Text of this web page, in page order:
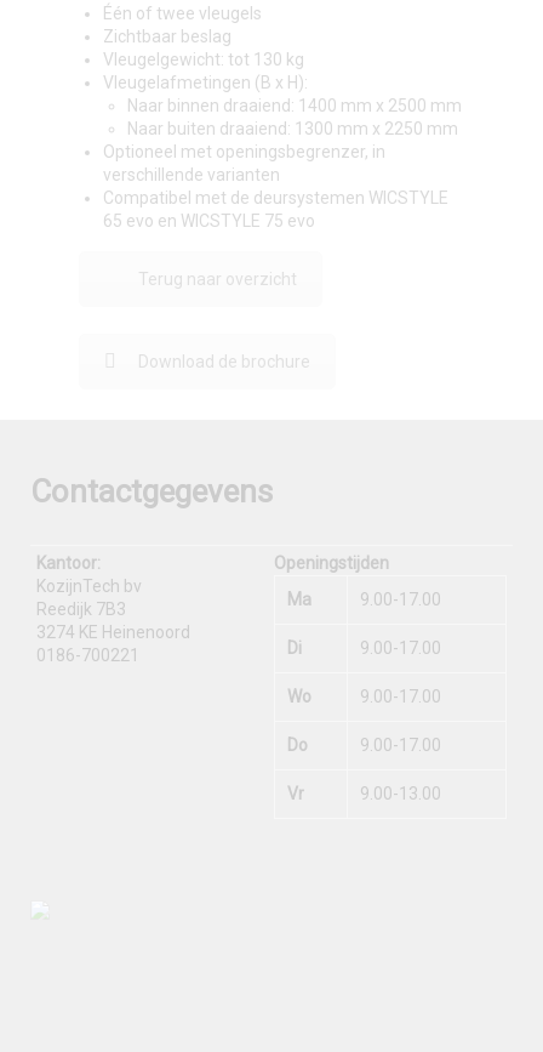
Één of twee vleugels
Zichtbaar beslag
Vleugelgewicht: tot 130 kg
Vleugelafmetingen (B x H):
Naar binnen draaiend: 1400 mm x 2500 mm
Naar buiten draaiend: 1300 mm x 2250 mm
Optioneel met openingsbegrenzer, in
verschillende varianten
Compatibel met de deursystemen WICSTYLE
65 evo en WICSTYLE 75 evo
Terug naar overzicht
Download de brochure
Contactgegevens
Kantoor:
KozijnTech bv
Reedijk 7B3
3274 KE Heinenoord
0186-700221
Openingstijden
Ma
9.00-17.00
Di 9.00-17.00
Wo 9.00-17.00
Do 9.00-17.00
Vr 9.00-13.00